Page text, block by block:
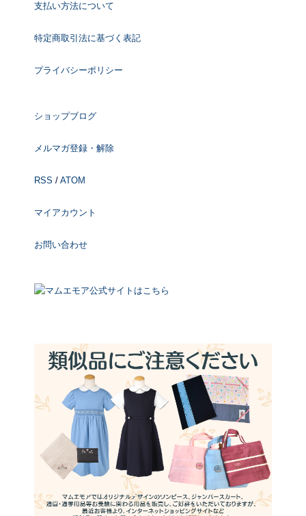
支払い方法について
特定商取引法に基づく表記
プライバシーポリシー
ショップブログ
メルマガ登録・解除
RSS / ATOM
マイアカウント
お問い合わせ
マムエモア公式サイトはこちら